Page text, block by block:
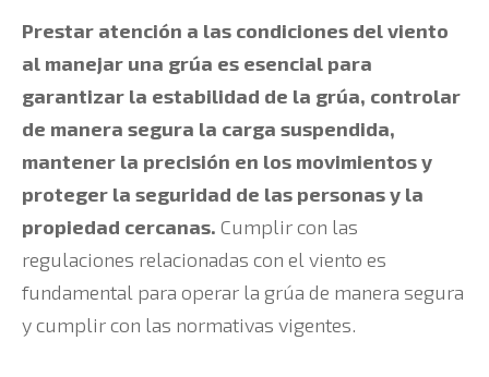
Prestar atención a las condiciones del viento
al manejar una grúa es esencial para
garantizar la estabilidad de la grúa, controlar
de manera segura la carga suspendida,
mantener la precisión en los movimientos y
proteger la seguridad de las personas y la
propiedad cercanas. Cumplir con las
regulaciones relacionadas con el viento es
fundamental para operar la grúa de manera segura
y cumplir con las normativas vigentes.